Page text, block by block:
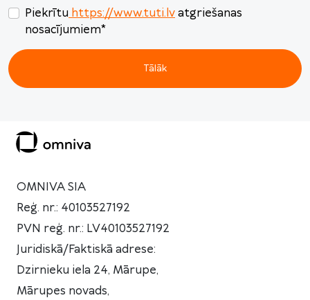
Piekrītu https://www.tuti.lvatgriešanas
nosacījumiem*
Tālāk
OMNIVA SIA
Reģ. nr.: 40103527192
PVN reģ. nr.: LV40103527192
Juridiskā/Faktiskā adrese:
Dzirnieku iela 24, Mārupe,
Mārupes novads,